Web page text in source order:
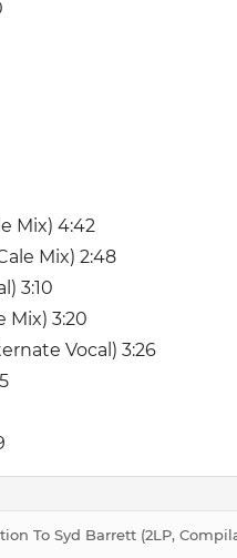
Mix) 4:42
Mix) 2:48
3:10
Mix) 3:20
Vocal) 3:26
To Syd Barrett (2LP,